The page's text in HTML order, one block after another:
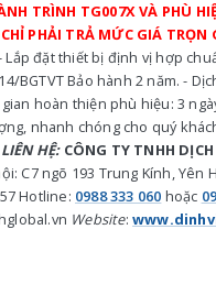
TRÌNH TG007X VÀ PHÙ
PHẢI TRẢ MỨC GIÁ TRỌN
Lắp đặt thiết bị định vị hợp
BGTVT Bảo hành 2 năm. -
gian hoàn thiện phù hiệu: 3
nhanh chóng cho quý
HỆ: CÔNG TY TNHH
C7 ngõ 193 Trung Kính, Yên
Hotline: 0988 333 060 hoặc
Website: